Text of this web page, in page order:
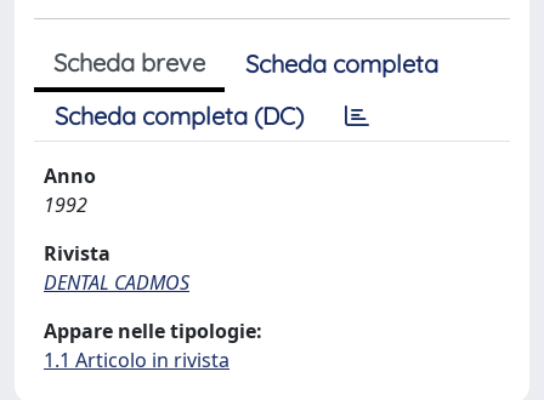
Scheda breve
Scheda completa
Scheda completa (DC)
Anno
1992
Rivista
DENTAL CADMOS
Appare nelle tipologie:
1.1 Articolo in rivista